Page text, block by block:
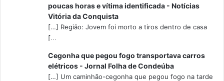
poucas horas e vítima identificada - Notícias
Vitória da Conquista
[…] Região: Jovem foi morto a tiros dentro de casa
[...
Cegonha que pegou fogo transportava carros
elétricos - Jornal Folha de Condeúba
[…] Um caminhão-cegonha que pegou fogo na tarde